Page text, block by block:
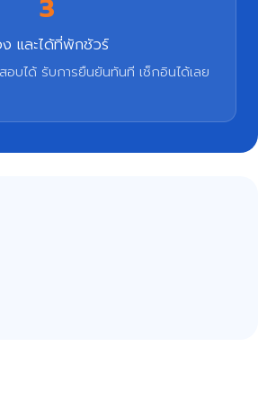
3
และได้ที่พักชัวร์
อบได้ รับการยืนยันทันที เช็กอินได้เลย